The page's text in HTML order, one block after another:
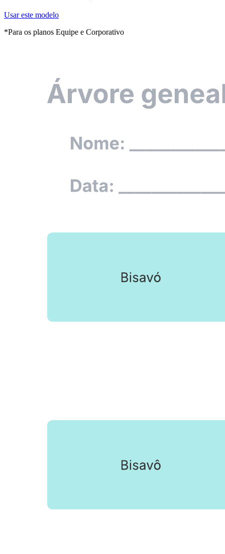
Usar este modelo
*Para os planos Equipe e Corporativo